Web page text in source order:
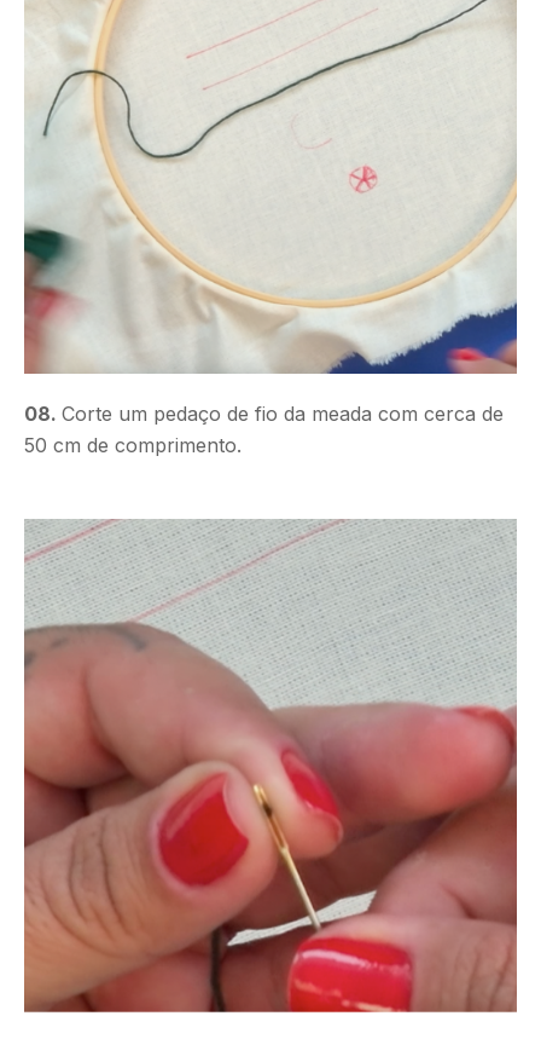
08. Corte um pedaço de fio da meada com cerca de
50 cm de comprimento.